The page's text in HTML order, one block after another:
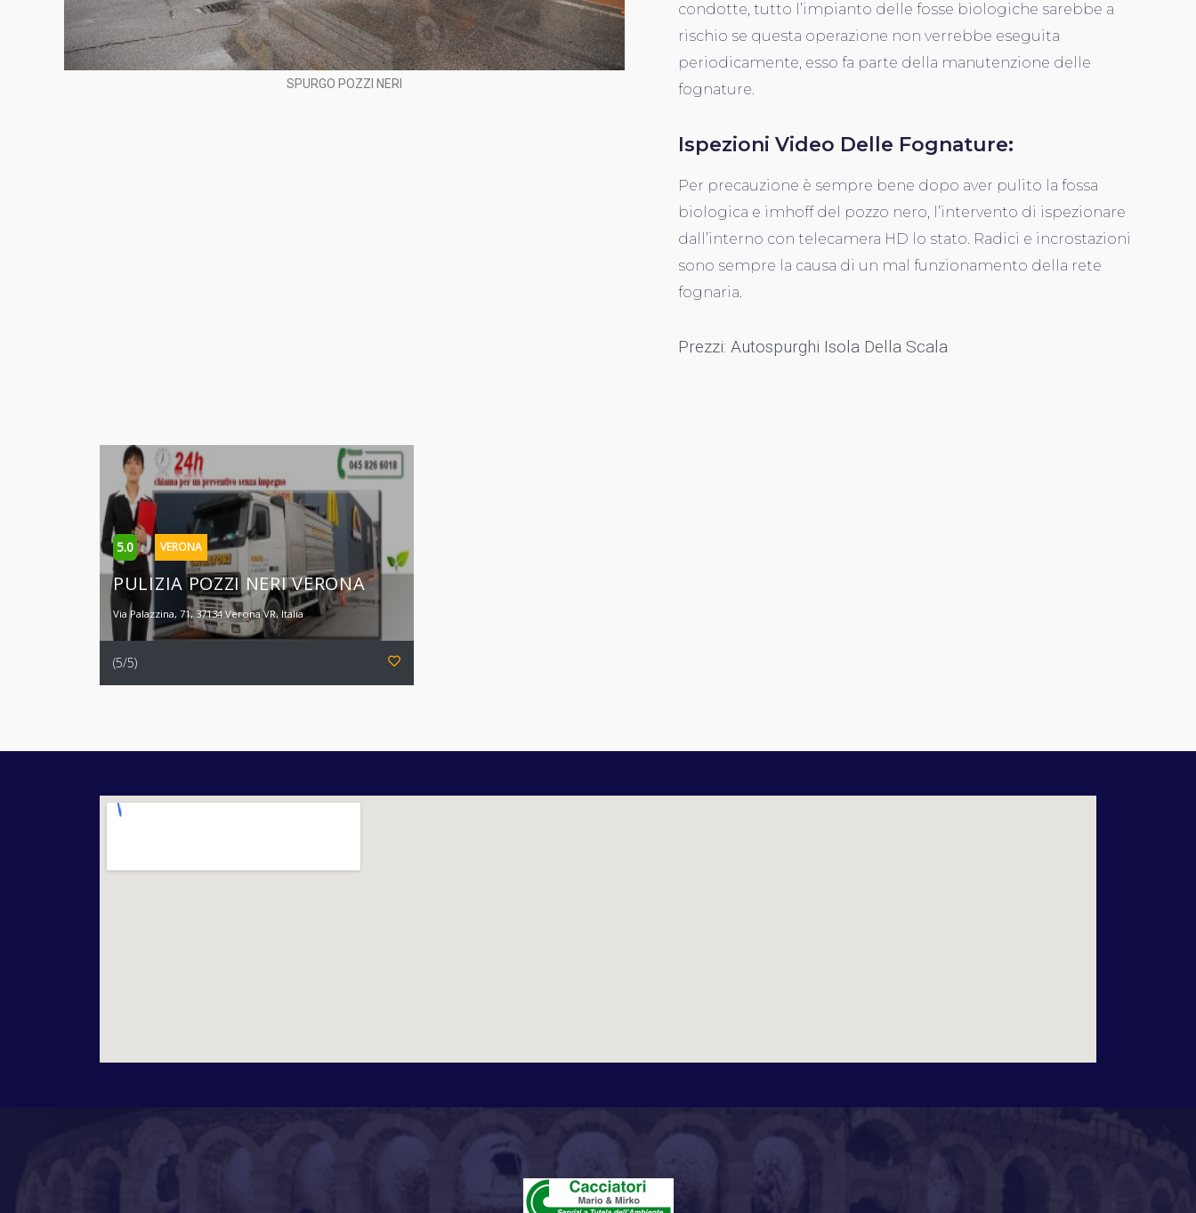
SPURGO POZZI NERI
condotte, tutto l’impianto delle fosse biologiche sarebbe a
rischio se questa operazione non verrebbe eseguita
periodicamente, esso fa parte della manutenzione delle
fognature.
Ispezioni Video Delle Fognature:
Per precauzione è sempre bene dopo aver pulito la fossa
biologica e imhoff del pozzo nero, l’intervento di ispezionare
dall’interno con telecamera HD lo stato. Radici e incrostazioni
sono sempre la causa di un mal funzionamento della rete
fognaria.
Prezzi: Autospurghi Isola Della Scala
5.0 VERONA
PULIZIA POZZI NERI VERONA
Via Palazzina, 71, 37134 Verona VR, Italia
(5/5)